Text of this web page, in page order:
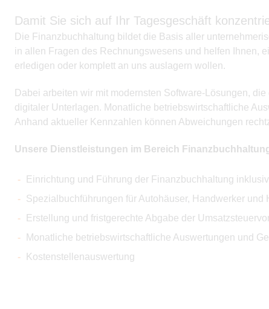
Damit Sie sich auf Ihr Tagesgeschäft
Die Finanzbuchhaltung bildet die Basis aller
in allen Fragen des Rechnungswesens und helfen Ihnen,
erledigen oder komplett an uns auslagern wollen.
Dabei arbeiten wir mit modernsten Software-Lösungen,
digitaler Unterlagen. Monatliche betriebswirtschaftliche
Anhand aktueller Kennzahlen können Abweichungen
Unsere Dienstleistungen im Bereich
Einrichtung und Führung der Finanzbuchhaltung
Spezialbuchführungen für Autohäuser, Handwerker und
Erstellung und fristgerechte Abgabe der
Monatliche betriebswirtschaftliche Auswertungen und
Kostenstellenauswertung